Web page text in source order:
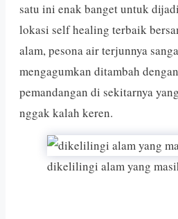
satu ini enak banget untuk
lokasi self healing terbaik
alam, pesona air terjunnya
mengagumkan ditambah dengan
pemandangan di sekitarnya yang
nggak kalah keren.
dikelilingi alam yang